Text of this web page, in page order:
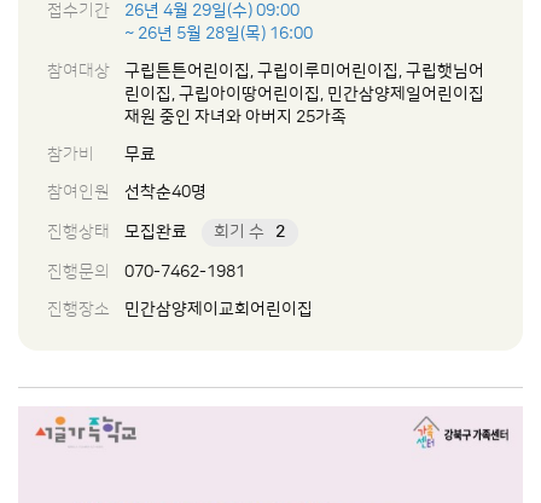
접수기간
26년 4월 29일(수) 09:00
~ 26년 5월 28일(목) 16:00
참여대상
구립튼튼어린이집, 구립이루미어린이집, 구립햇님어
린이집, 구립아이땅어린이집, 민간삼양제일어린이집
재원 중인 자녀와 아버지 25가족
참가비
무료
참여인원
선착순40명
진행상태 모집완료 회기 수 2
진행문의
070-7462-1981
진행장소
민간삼양제이교회어린이집